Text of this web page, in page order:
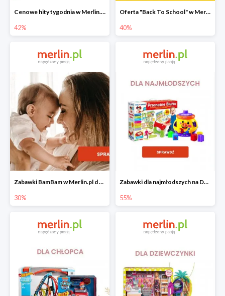
Cenowe hity tygodnia w Merlin.pl do -42%
42%
Oferta "Back To School" w Merlin.pl do -40%
40%
Zabawki BamBam w Merlin.pl d -30%
30%
Zabawki dla najmłodszych na Dzień Dziecka w Merlin.pl do -55%
55%